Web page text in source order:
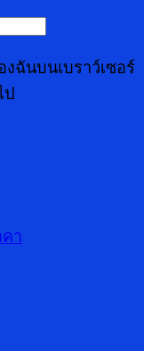
ฉันบนเบราว์เซอร์
ป
า